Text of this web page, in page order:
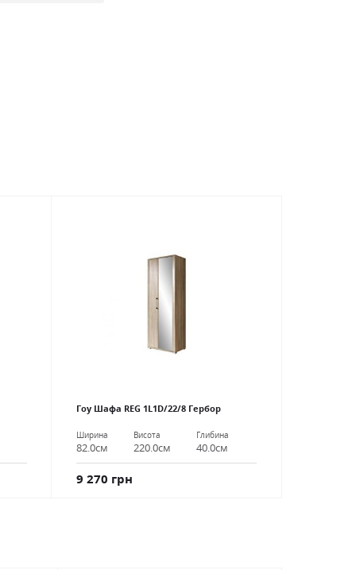
Гоу Шафа REG 1L1D/22/8 Гербор
Ширина
82.0см
Висота
220.0см
Глибина
40.0см
9 270 грн